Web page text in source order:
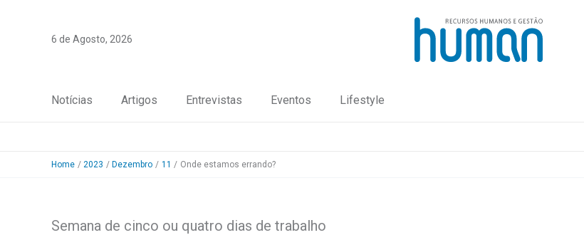
6 de Agosto, 2026
Notícias Artigos Entrevistas Eventos Lifestyle
Home 2023 Dezembro 11 Onde estamos errando?
Semana de cinco ou quatro dias de trabalho